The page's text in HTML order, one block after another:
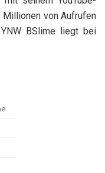
Millionen von Aufrufen
BSlime liegt bei